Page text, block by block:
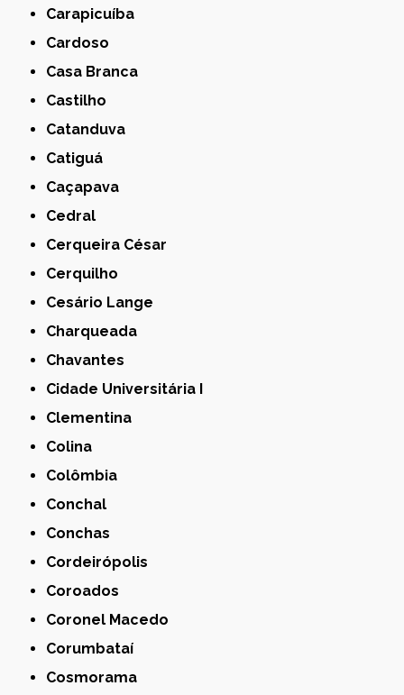
Carapicuíba
Cardoso
Casa Branca
Castilho
Catanduva
Catiguá
Caçapava
Cedral
Cerqueira César
Cerquilho
Cesário Lange
Charqueada
Chavantes
Cidade Universitária I
Clementina
Colina
Colômbia
Conchal
Conchas
Cordeirópolis
Coroados
Coronel Macedo
Corumbataí
Cosmorama